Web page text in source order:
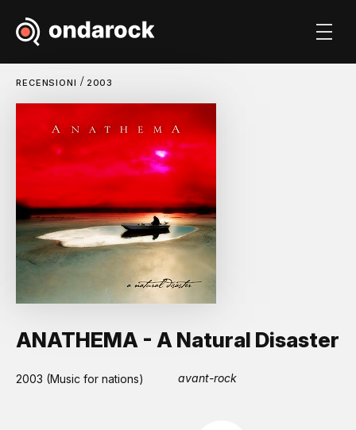
RECENSIONI / 2003
ANATHEMA - A Natural Disaster
2003 (Music for nations) avant-rock